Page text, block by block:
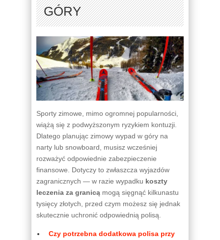
GÓRY
Sporty zimowe, mimo ogromnej popularności,
wiążą się z podwyższonym ryzykiem kontuzji.
Dlatego planując zimowy wypad w góry na
narty lub snowboard, musisz wcześniej
rozważyć odpowiednie zabezpieczenie
finansowe. Dotyczy to zwłaszcza wyjazdów
zagranicznych — w razie wypadku koszty
leczenia za granicą mogą sięgnąć kilkunastu
tysięcy złotych, przed czym możesz się jednak
skutecznie uchronić odpowiednią polisą.
Czy potrzebna dodatkowa polisa przy